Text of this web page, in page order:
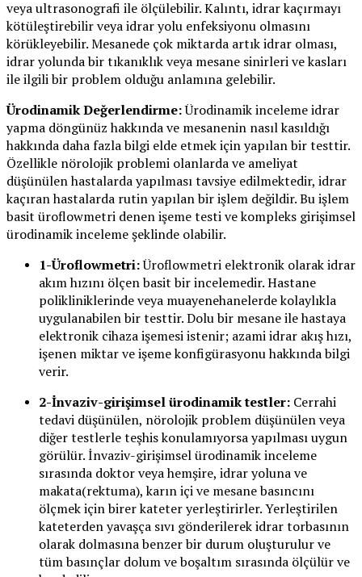
veya ultrasonografi ile ölçülebilir. Kalıntı, idrar kaçırmayı
kötüleştirebilir veya idrar yolu enfeksiyonu olmasını
körükleyebilir. Mesanede çok miktarda artık idrar olması,
idrar yolunda bir tıkanıklık veya mesane sinirleri ve kasları
ile ilgili bir problem olduğu anlamına gelebilir.
Ürodinamik Değerlendirme:Ürodinamik inceleme idrar
yapma döngünüz hakkında ve mesanenin nasıl kasıldığı
hakkında daha fazla bilgi elde etmek için yapılan bir testtir.
Özellikle nörolojik problemi olanlarda ve ameliyat
düşünülen hastalarda yapılması tavsiye edilmektedir, idrar
kaçıran hastalarda rutin yapılan bir işlem değildir. Bu işlem
basit üroflowmetri denen işeme testi ve kompleks girişimsel
ürodinamik inceleme şeklinde olabilir.
1-Üroflowmetri:Üroflowmetri elektronik olarak idrar
akım hızını ölçen basit bir incelemedir. Hastane
polikliniklerinde veya muayenehanelerde kolaylıkla
uygulanabilen bir testtir. Dolu bir mesane ile hastaya
elektronik cihaza işemesi istenir; azami idrar akış hızı,
işenen miktar ve işeme konfigürasyonu hakkında bilgi
verir.
2-İnvaziv-girişimsel ürodinamik testler: Cerrahi
tedavi düşünülen, nörolojik problem düşünülen veya
diğer testlerle teşhis konulamıyorsa yapılması uygun
görülür. İnvaziv-girişimsel ürodinamik inceleme
sırasında doktor veya hemşire, idrar yoluna ve
makata(rektuma), karın içi ve mesane basıncını
ölçmek için birer kateter yerleştirirler. Yerleştirilen
kateterden yavaşça sıvı gönderilerek idrar torbasının
olarak dolmasına benzer bir durum oluşturulur ve
tüm basınçlar dolum ve boşaltım sırasında ölçülür ve